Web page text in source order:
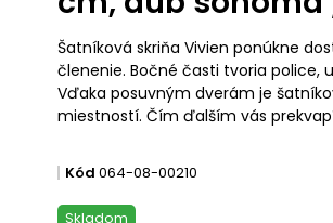
Šatníková skriňa Vivien ponúkne
členenie. Bočné časti tvoria police,
Vďaka posuvným dverám je
miestností. Čím ďalším vás
Kód 064-08-00210
Skladom